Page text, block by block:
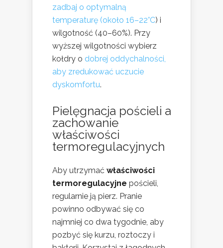
zadbaj o optymalną
temperaturę (około 16–22°C) i
wilgotność (40–60%). Przy
wyższej wilgotności wybierz
kołdry o dobrej oddychalności,
aby zredukować uczucie
dyskomfortu.
Pielęgnacja pościeli a
zachowanie
właściwości
termoregulacyjnych
Aby utrzymać właściwości
termoregulacyjne pościeli,
regularnie ją pierz. Pranie
powinno odbywać się co
najmniej co dwa tygodnie, aby
pozbyć się kurzu, roztoczy i